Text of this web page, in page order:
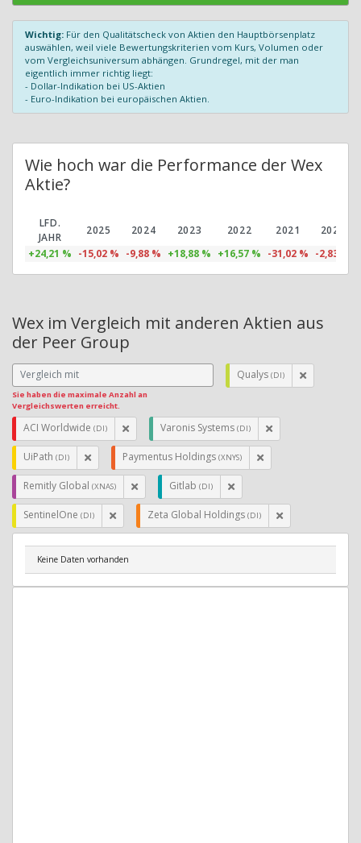
Wichtig: Für den Qualitätscheck von Aktien den Hauptbörsenplatz
auswählen, weil viele Bewertungskriterien vom Kurs, Volumen oder
vom Vergleichsuniversum abhängen. Grundregel, mit der man
eigentlich immer richtig liegt:
- Dollar-Indikation bei US-Aktien
- Euro-Indikation bei europäischen Aktien.
Wie hoch war die Performance der Wex
Aktie?
LFD.
JAHR
2025 2024 2023 2022 2021
2020
+24,21 % -15,02 % -9,88 % +18,88 % +16,57 % -31,02 % -2,83 %
Wex im Vergleich mit anderen Aktien aus
der Peer Group
Sie haben die maximale Anzahl an
Vergleichswerten erreicht.
Qualys (DI)
ACI Worldwide (DI) Varonis Systems (DI)
UiPath (DI) Paymentus Holdings (XNYS)
Remitly Global (XNAS) Gitlab (DI)
SentinelOne (DI) Zeta Global Holdings (DI)
Keine Daten vorhanden